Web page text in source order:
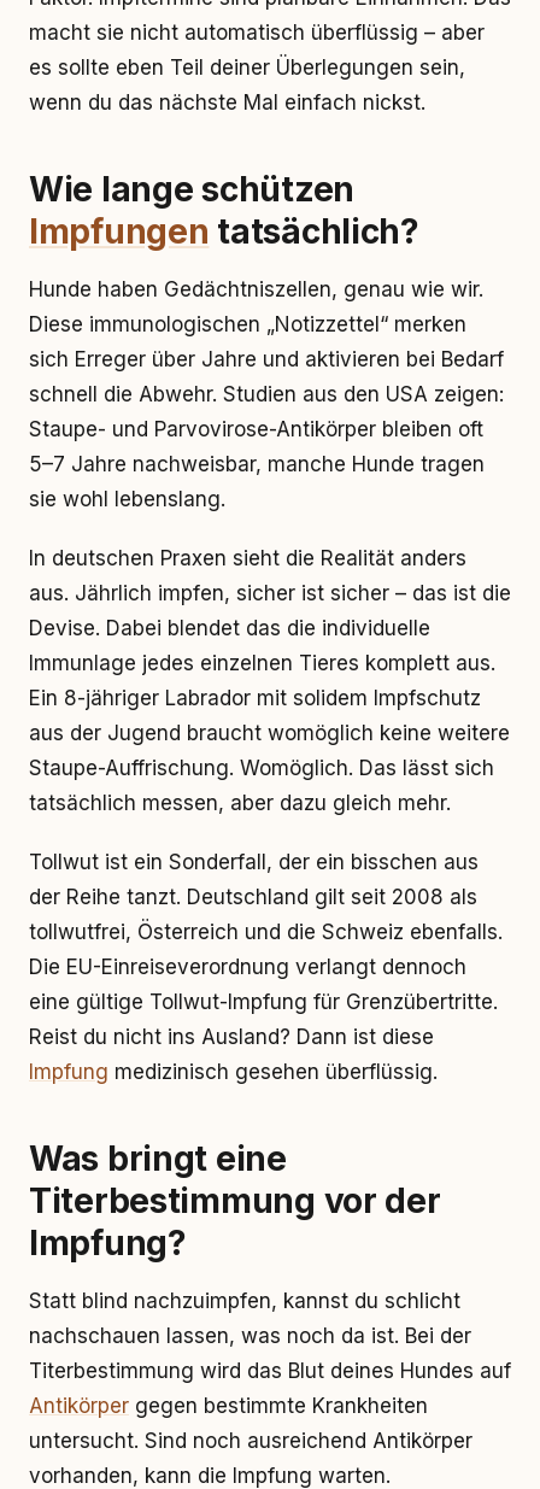
macht sie nicht automatisch überflüssig – aber
es sollte eben Teil deiner Überlegungen sein,
wenn du das nächste Mal einfach nickst.
Wie lange schützen
Impfungen tatsächlich?
Hunde haben Gedächtniszellen, genau wie wir.
Diese immunologischen „Notizzettel“ merken
sich Erreger über Jahre und aktivieren bei Bedarf
schnell die Abwehr. Studien aus den USA zeigen:
Staupe- und Parvovirose-Antikörper bleiben oft
5–7 Jahre nachweisbar, manche Hunde tragen
sie wohl lebenslang.
In deutschen Praxen sieht die Realität anders
aus. Jährlich impfen, sicher ist sicher – das ist die
Devise. Dabei blendet das die individuelle
Immunlage jedes einzelnen Tieres komplett aus.
Ein 8-jähriger Labrador mit solidem Impfschutz
aus der Jugend braucht womöglich keine weitere
Staupe-Auffrischung. Womöglich. Das lässt sich
tatsächlich messen, aber dazu gleich mehr.
Tollwut ist ein Sonderfall, der ein bisschen aus
der Reihe tanzt. Deutschland gilt seit 2008 als
tollwutfrei, Österreich und die Schweiz ebenfalls.
Die EU-Einreiseverordnung verlangt dennoch
eine gültige Tollwut-Impfung für Grenzübertritte.
Reist du nicht ins Ausland? Dann ist diese
Impfung medizinisch gesehen überflüssig.
Was bringt eine
Titerbestimmung vor der
Impfung?
Statt blind nachzuimpfen, kannst du schlicht
nachschauen lassen, was noch da ist. Bei der
Titerbestimmung wird das Blut deines Hundes auf
Antikörper gegen bestimmte Krankheiten
untersucht. Sind noch ausreichend Antikörper
vorhanden, kann die Impfung warten.